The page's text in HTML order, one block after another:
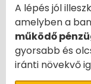
A lépés jól
amelyben a
működő
gyorsabb és
iránti növekvő